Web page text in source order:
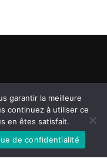
garantir la meilleure
continuez à utiliser ce
en êtes satisfait.
de confidentialité